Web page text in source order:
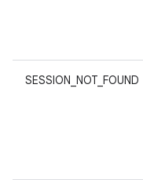
SESSION_NOT_FOUND